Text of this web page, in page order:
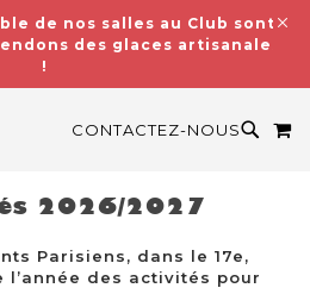
de nos salles au Club sont
des glaces artisanales
!
CONTACTEZ-NOUS
2026/2027
Parisiens, dans le 17e,
des activités pour